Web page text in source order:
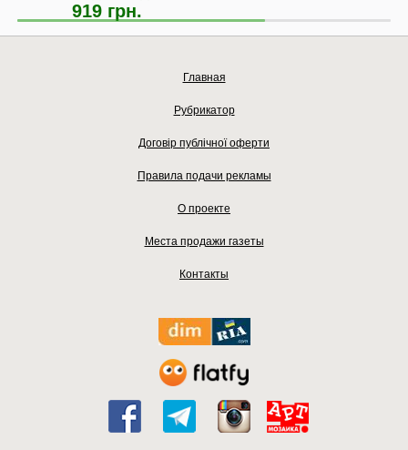
919 грн.
Главная
Рубрикатор
Договір публічної оферти
Правила подачи рекламы
О проекте
Места продажи газеты
Контакты